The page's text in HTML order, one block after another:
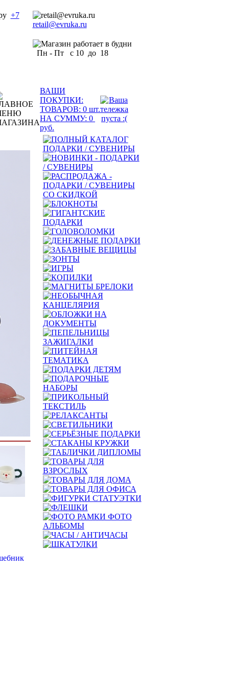
+7
retail@evruka.ru
Пн - Пт с 10 до 18
ВАШИ
ПОКУПКИ:
ТОВАРОВ: 0 шт.
НА СУММУ: 0
руб.